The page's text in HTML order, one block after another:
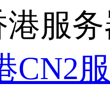
港服
CN2